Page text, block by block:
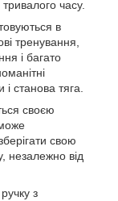
часу.
в
тренування,
і багато
станова тяга.
своєю
свою
незалежно від
з